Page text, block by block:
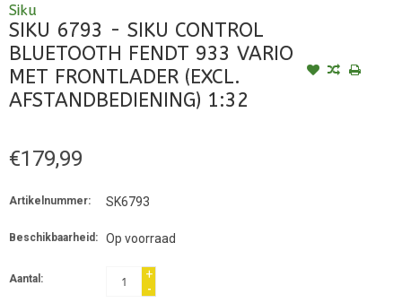
Siku
SIKU 6793 - SIKU CONTROL
BLUETOOTH FENDT 933 VARIO
MET FRONTLADER (EXCL.
AFSTANDBEDIENING) 1:32
€179,99
Artikelnummer: SK6793
Beschikbaarheid: Op voorraad
Aantal:
+
-